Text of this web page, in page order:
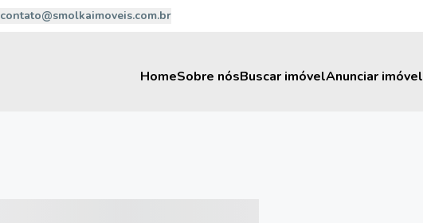
contato@smolkaimoveis.com.br
HomeSobre nósBuscar imóvelAnunciar imóvel